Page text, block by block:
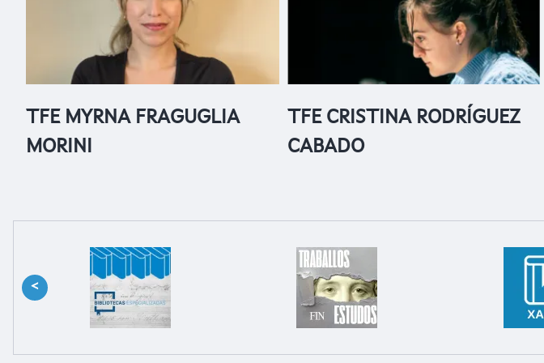
TFE MYRNA FRAGUGLIA
MORINI
TFE CRISTINA RODRÍGUEZ
CABADO
<